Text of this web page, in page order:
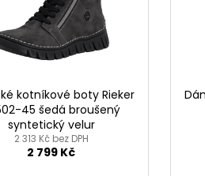
kotníkové boty Rieker
45 šedá broušený
syntetický velur
2 313 Kč bez DPH
2 799 Kč